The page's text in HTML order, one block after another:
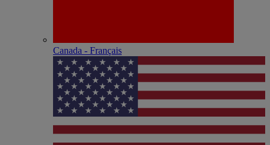
Canada - Français